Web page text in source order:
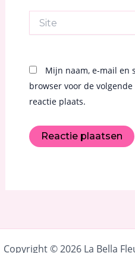
Mijn naam, e-mail en
browser voor de
reactie plaats.
Copyright © 2026 La Bella